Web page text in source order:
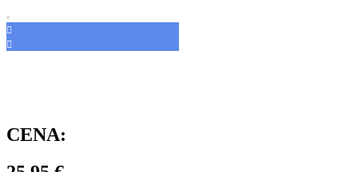
CENA: